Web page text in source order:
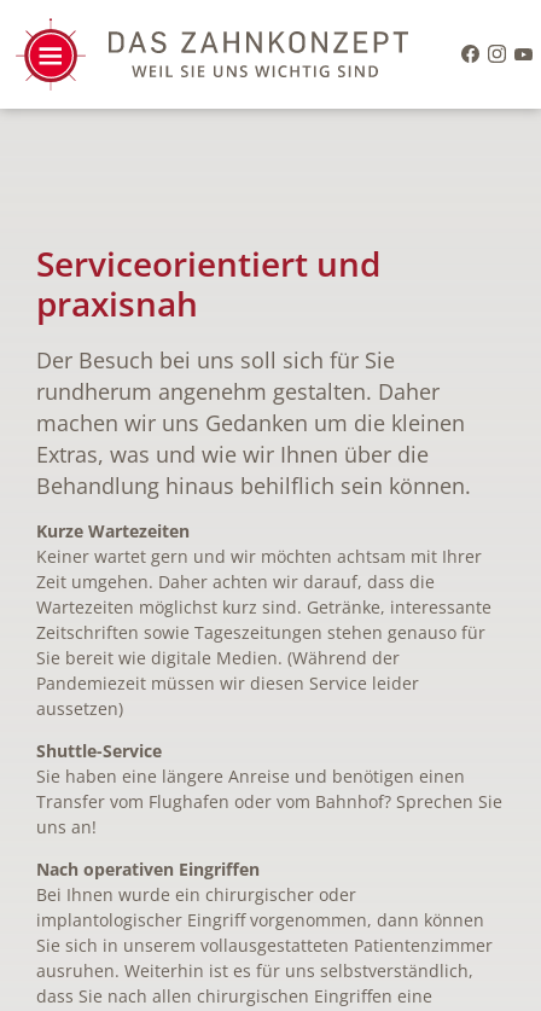
Serviceorientiert und
praxisnah
Der Besuch bei uns soll sich für Sie
rundherum angenehm gestalten. Daher
machen wir uns Gedanken um die kleinen
Extras, was und wie wir Ihnen über die
Behandlung hinaus behilflich sein können.
Kurze Wartezeiten
Keiner wartet gern und wir möchten achtsam mit Ihrer
Zeit umgehen. Daher achten wir darauf, dass die
Wartezeiten möglichst kurz sind. Getränke, interessante
Zeitschriften sowie Tageszeitungen stehen genauso für
Sie bereit wie digitale Medien. (Während der
Pandemiezeit müssen wir diesen Service leider
aussetzen)
Shuttle-Service
Sie haben eine längere Anreise und benötigen einen
Transfer vom Flughafen oder vom Bahnhof? Sprechen Sie
uns an!
Nach operativen Eingriffen
Bei Ihnen wurde ein chirurgischer oder
implantologischer Eingriff vorgenommen, dann können
Sie sich in unserem vollausgestatteten Patientenzimmer
ausruhen. Weiterhin ist es für uns selbstverständlich,
dass Sie nach allen chirurgischen Eingriffen eine